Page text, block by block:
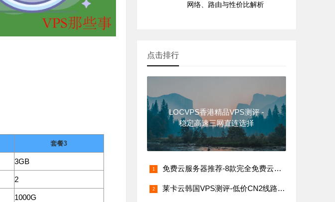
套餐3
3GB
2
1000G
网络、路由与性价比解析
点击排行
LOCVPS香港精品VPS测评 -
稳定高速三网直连选择
免费云服务器推荐-8款完全免费云服务器汇总（支持海内外节点）
莱卡云韩国VPS测评-低价CN2线路，网络稳定速度快